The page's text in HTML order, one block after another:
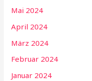
Mai 2024
April 2024
März 2024
Februar 2024
Januar 2024